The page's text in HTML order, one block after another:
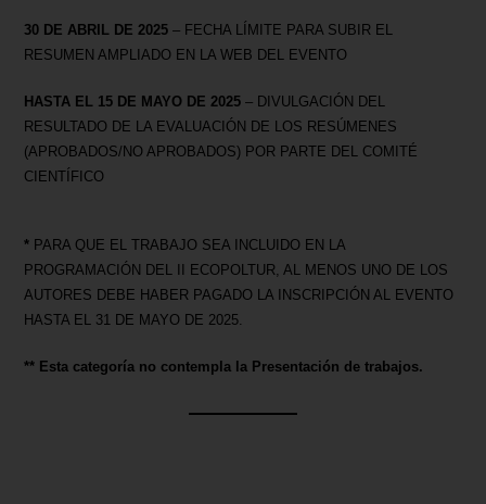
30 DE ABRIL DE 2025 – FECHA LÍMITE PARA SUBIR EL
RESUMEN AMPLIADO EN LA WEB DEL EVENTO
HASTA EL 15 DE MAYO DE 2025 – DIVULGACIÓN DEL
RESULTADO DE LA EVALUACIÓN DE LOS RESÚMENES
(APROBADOS/NO APROBADOS) POR PARTE DEL COMITÉ
CIENTÍFICO
* PARA QUE EL TRABAJO SEA INCLUIDO EN LA
PROGRAMACIÓN DEL II ECOPOLTUR, AL MENOS UNO DE LOS
AUTORES DEBE HABER PAGADO LA INSCRIPCIÓN AL EVENTO
HASTA EL 31 DE MAYO DE 2025.
** Esta categoría no contempla la Presentación de trabajos.